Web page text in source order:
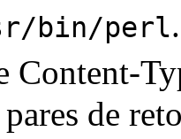
bin/perl
de